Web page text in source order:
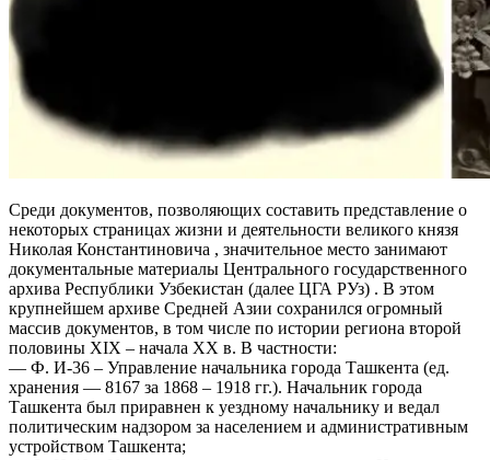
Среди документов, позволяющих составить представление о
некоторых страницах жизни и деятельности великого князя
Николая Константиновича , значительное место занимают
документальные материалы Центрального государственного
архива Республики Узбекистан (далее ЦГА РУз) . В этом
крупнейшем архиве Средней Азии сохранился огромный
массив документов, в том числе по истории региона второй
половины XIX – начала ХХ в. В частности:
— Ф. И-36 – Управление начальника города Ташкента (ед.
хранения — 8167 за 1868 – 1918 гг.). Начальник города
Ташкента был приравнен к уездному начальнику и ведал
политическим надзором за населением и административным
устройством Ташкента;